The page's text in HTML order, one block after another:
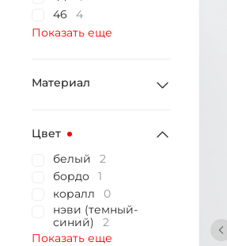
46
4
Показать еще
Материал
Цвет
белый
2
бордо
1
коралл
0
нэви (темный-
синий)
2
Показать еще